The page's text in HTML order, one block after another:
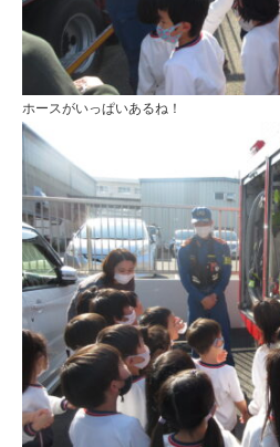
ホースがいっぱいあるね！